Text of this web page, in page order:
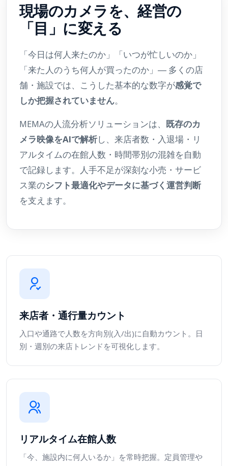
現場のカメラを、経営の
「目」に変える
「今日は何人来たのか」「いつが忙しいのか」
「来た人のうち何人が買ったのか」― 多くの店
舗・施設では、こうした基本的な数字が感覚で
しか把握されていません。
MEMAの人流分析ソリューションは、 既存のカ
メラ映像をAIで解析し、来店者数・入退場・リ
アルタイムの在館人数・時間帯別の混雑を自動
で記録します。人手不足が深刻な小売・サービ
ス業のシフト最適化やデータに基づく運営判断
を支えます。
来店者・通行量カウント
入口や通路で人数を方向別(入/出)に自動カウント。日
別・週別の来店トレンドを可視化します。
リアルタイム在館人数
「今、施設内に何人いるか」を常時把握。定員管理や